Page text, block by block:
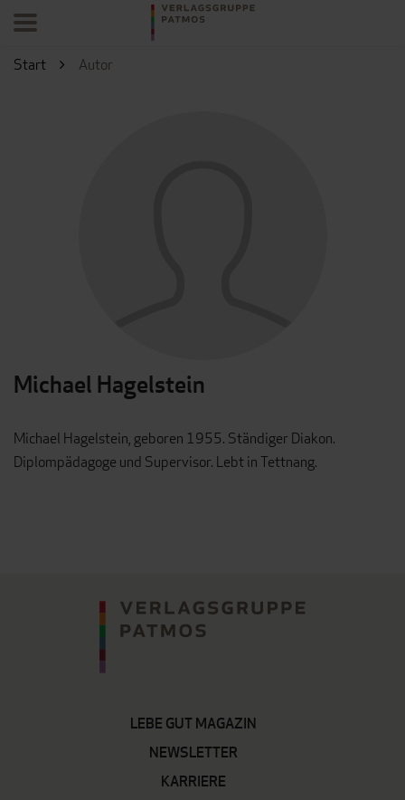
Start Autor
Michael Hagelstein
Michael Hagelstein, geboren 1955. Ständiger Diakon.
Diplompädagoge und Supervisor. Lebt in Tettnang.
LEBE GUT MAGAZIN
NEWSLETTER
KARRIERE